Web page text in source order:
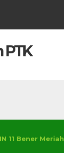
PTK
11 Bener Meriah